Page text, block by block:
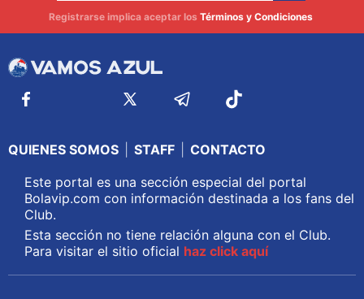
Registrarse implica aceptar los Términos y Condiciones
QUIENES SOMOS STAFF
CONTACTO
Este portal es una sección especial del portal
Bolavip.com con información destinada a los fans del
Club.
Esta sección no tiene relación alguna con el Club.
Para visitar el sitio oficial haz click aquí